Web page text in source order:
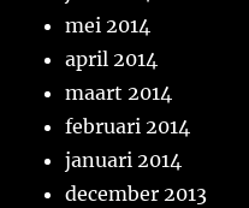
mei 2014
april 2014
maart 2014
februari 2014
januari 2014
december 2013